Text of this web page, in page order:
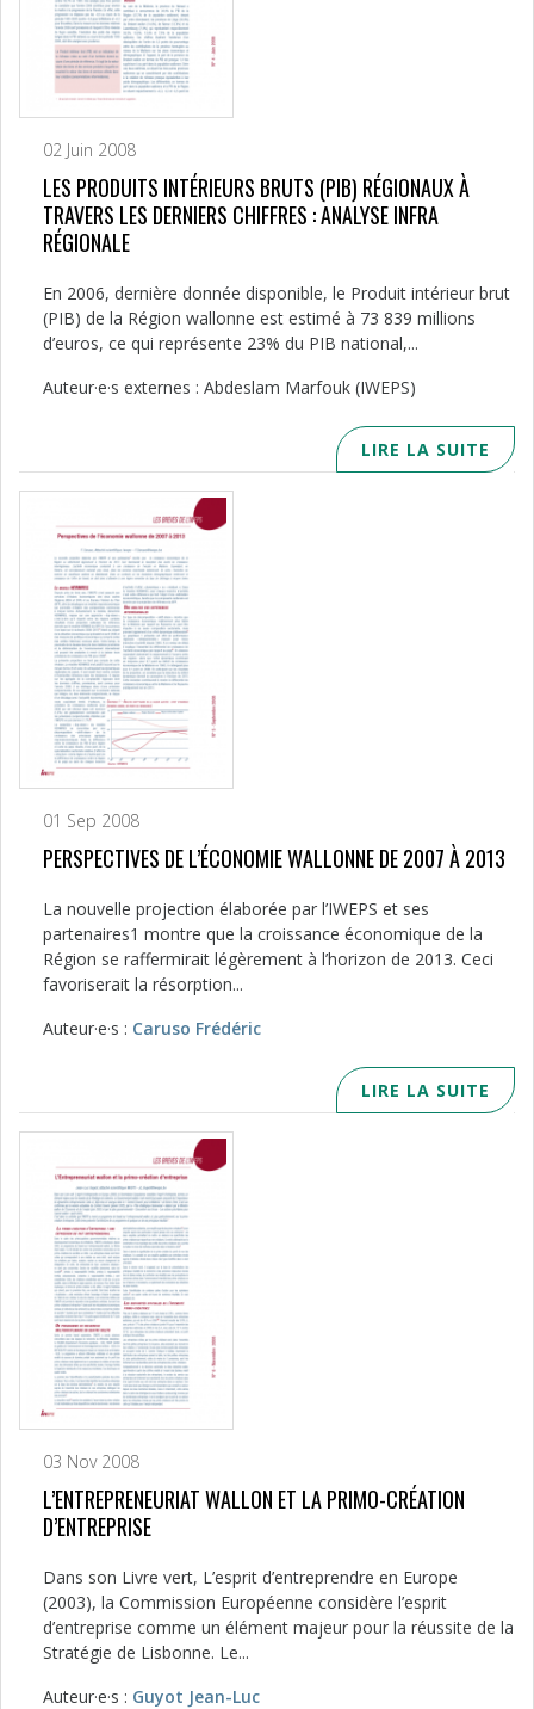
02 Juin 2008
LES PRODUITS INTÉRIEURS BRUTS (PIB) RÉGIONAUX À
TRAVERS LES DERNIERS CHIFFRES : ANALYSE INFRA
RÉGIONALE
En 2006, dernière donnée disponible, le Produit intérieur brut
(PIB) de la Région wallonne est estimé à 73 839 millions
d’euros, ce qui représente 23% du PIB national,...
Auteur·e·s externes : Abdeslam Marfouk (IWEPS)
LIRE LA SUITE
01 Sep 2008
PERSPECTIVES DE L’ÉCONOMIE WALLONNE DE 2007 À 2013
La nouvelle projection élaborée par l’IWEPS et ses
partenaires1 montre que la croissance économique de la
Région se raffermirait légèrement à l’horizon de 2013. Ceci
favoriserait la résorption...
Auteur·e·s : Caruso Frédéric
LIRE LA SUITE
03 Nov 2008
L’ENTREPRENEURIAT WALLON ET LA PRIMO-CRÉATION
D’ENTREPRISE
Dans son Livre vert, L’esprit d’entreprendre en Europe
(2003), la Commission Européenne considère l’esprit
d’entreprise comme un élément majeur pour la réussite de la
Stratégie de Lisbonne. Le...
Auteur·e·s : Guyot Jean-Luc